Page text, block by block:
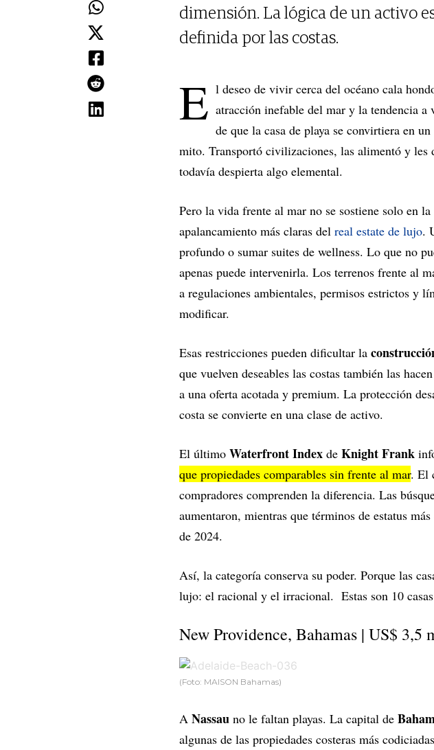
dimensión. La lógica de un activo
definida por las costas.
E l deseo de vivir cerca del océano cala
atracción inefable del mar y la tendencia
de que la casa de playa se convirtiera en
mito. Transportó civilizaciones, las alimentó y
todavía despierta algo elemental.
Pero la vida frente al mar no se sostiene solo en
apalancamiento más claras del real estate de lujo.
profundo o sumar suites de wellness. Lo que no
apenas puede intervenirla. Los terrenos frente al
a regulaciones ambientales, permisos estrictos y
modificar.
Esas restricciones pueden dificultar la
que vuelven deseables las costas también las
a una oferta acotada y premium. La protección
costa se convierte en una clase de activo.
El último Waterfront Index de Knight Frank
que propiedades comparables sin frente al mar. El
compradores comprenden la diferencia. Las
aumentaron, mientras que términos de estatus
de 2024.
Así, la categoría conserva su poder. Porque las
lujo: el racional y el irracional. Estas son 10
New Providence, Bahamas | US$ 3,5
(Foto: MAISON Bahamas)
A Nassau no le faltan playas. La capital de
algunas de las propiedades costeras más